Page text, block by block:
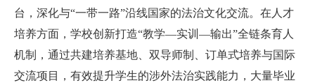
台，深化与“一带一路”沿线国家的法治文化交流。在人才
培养方面，学校创新打造“教学—实训—输出”全链条育人
机制，通过共建培养基地、双导师制、订单式培养与国际
交流项目，有效提升学生的涉外法治实践能力，大量毕业